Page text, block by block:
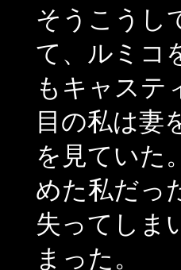
そうこうし
て、ルミコ
もキャステ
目の私は妻
を見ていた
めた私だっ
失ってしま
まった。